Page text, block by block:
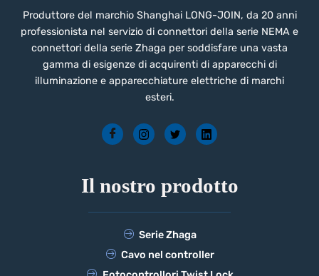
Produttore del marchio Shanghai LONG-JOIN, da 20 anni
professionista nel servizio di connettori della serie NEMA e
connettori della serie Zhaga per soddisfare una vasta
gamma di esigenze di acquirenti di apparecchi di
illuminazione e apparecchiature elettriche di marchi
esteri.
Il nostro prodotto
Serie Zhaga
Cavo nel controller